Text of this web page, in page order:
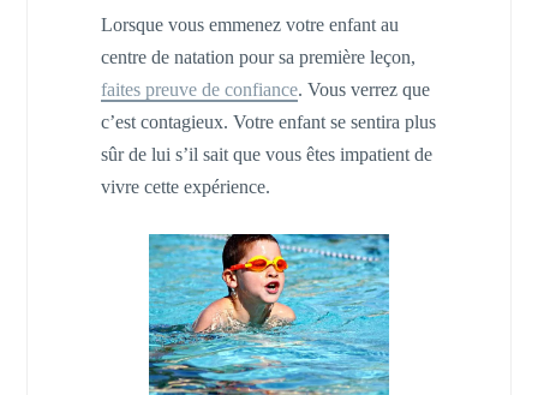
Lorsque vous emmenez votre enfant au
centre de natation pour sa première leçon,
faites preuve de confiance. Vous verrez que
c’est contagieux. Votre enfant se sentira plus
sûr de lui s’il sait que vous êtes impatient de
vivre cette expérience.